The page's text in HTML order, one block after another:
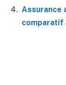
Assurance